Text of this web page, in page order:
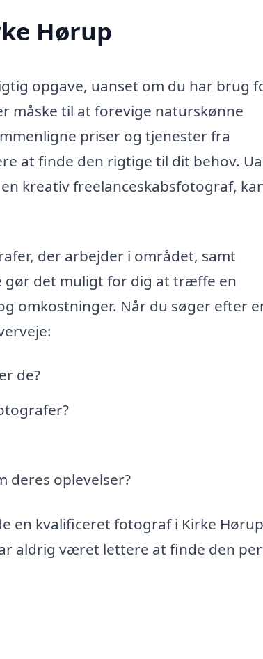
Hørup
opgave, uanset om du har brug
til at forevige naturskønne
priser og tjenester fra
at finde den rigtige til dit behov.
kreativ freelanceskabsfotograf,
der arbejder i området, samt
det muligt for dig at træffe en
omkostninger. Når du søger efter
de?
deres oplevelser?
en kvalificeret fotograf i Kirke
aldrig været lettere at finde den